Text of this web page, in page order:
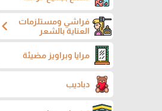
فراشي ومستلزمات
العناية بالشعر
chevron_left
مرايا وبراويز مضيئة
دباديب